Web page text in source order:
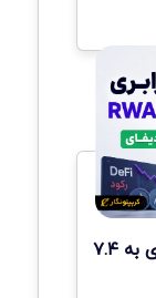
سپرده های RWA با رشد سه برابری به ۷.۴